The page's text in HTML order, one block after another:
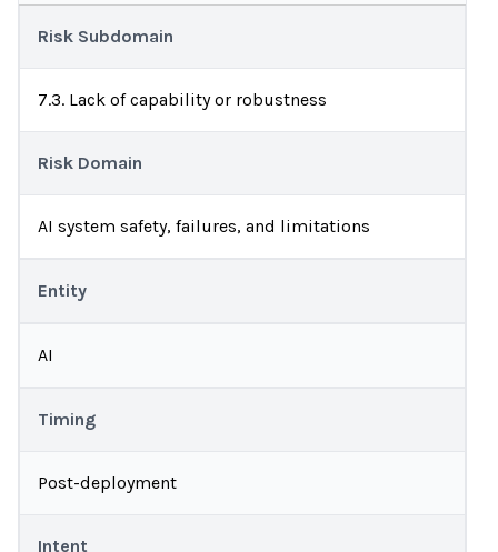
Risk Subdomain
7.3. Lack of capability or robustness
Risk Domain
AI system safety, failures, and limitations
Entity
AI
Timing
Post-deployment
Intent